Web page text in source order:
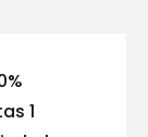
1